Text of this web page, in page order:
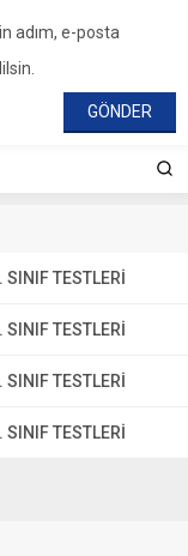
SINIF TESTLERI
SINIF TESTLERI
SINIF TESTLERI
SINIF TESTLERI
adım, e-posta